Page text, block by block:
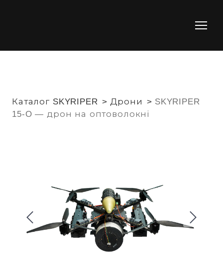
Каталог SKYRIPER Дрони
SKYRIPER
15-O — дрон на оптоволокні